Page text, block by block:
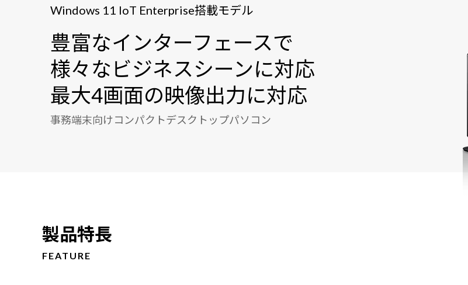
Windows 11 IoT Enterprise搭載モデル
豊富なインターフェースで
様々なビジネスシーンに対応
最大4画面の映像出力に対応
事務端末向けコンパクトデスクトップパソコン
製品特長
FEATURE